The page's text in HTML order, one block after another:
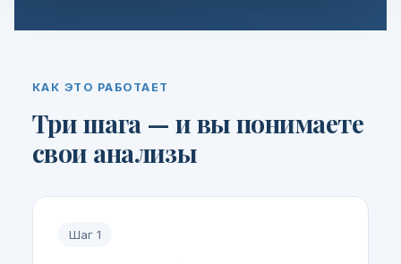
КАК ЭТО РАБОТАЕТ
Три шага — и вы понимаете
свои анализы
Шаг 1